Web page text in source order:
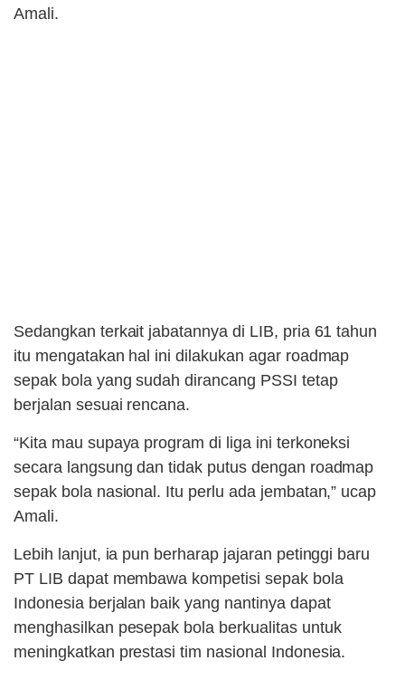
Amali.
Sedangkan terkait jabatannya di LIB, pria 61 tahun
itu mengatakan hal ini dilakukan agar roadmap
sepak bola yang sudah dirancang PSSI tetap
berjalan sesuai rencana.
“Kita mau supaya program di liga ini terkoneksi
secara langsung dan tidak putus dengan roadmap
sepak bola nasional. Itu perlu ada jembatan,” ucap
Amali.
Lebih lanjut, ia pun berharap jajaran petinggi baru
PT LIB dapat membawa kompetisi sepak bola
Indonesia berjalan baik yang nantinya dapat
menghasilkan pesepak bola berkualitas untuk
meningkatkan prestasi tim nasional Indonesia.